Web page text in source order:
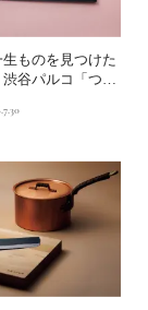
生ものを見つけた
谷パルコ「つく